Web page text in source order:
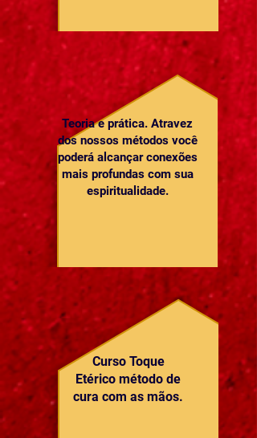
Teoria e prática. Atravez
dos nossos métodos você
poderá alcançar conexões
mais profundas com sua
espiritualidade.
Curso Toque
Etérico método de
cura com as mãos.